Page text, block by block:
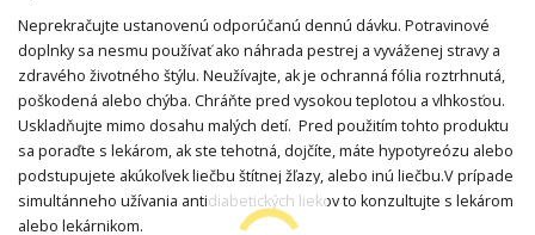
Neprekračujte ustanovenú odporúčanú dennú dávku. Potravinové
doplnky sa nesmu používať ako náhrada pestrej a vyváženej stravy a
zdravého životného štýlu. Neužívajte, ak je ochranná fólia roztrhnutá,
poškodená alebo chýba. Chráňte pred vysokou teplotou a vlhkosťou.
Uskladňujte mimo dosahu malých detí. Pred použitím tohto produktu
sa poraďte s lekárom, ak ste tehotná, dojčíte, máte hypotyreózu alebo
podstupujete akúkoľvek liečbu štítnej žľazy, alebo inú liečbu.V prípade
simultánneho užívania antidiabetických liekov to konzultujte s lekárom
alebo lekárnikom.